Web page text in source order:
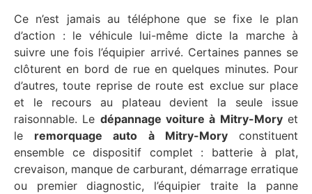
Ce n’est jamais au téléphone que se fixe le plan
d’action : le véhicule lui-même dicte la marche à
suivre une fois l’équipier arrivé. Certaines pannes se
clôturent en bord de rue en quelques minutes. Pour
d’autres, toute reprise de route est exclue sur place
et le recours au plateau devient la seule issue
raisonnable. Le dépannage voiture à Mitry-Moryet
le remorquage auto à Mitry-Moryconstituent
ensemble ce dispositif complet : batterie à plat,
crevaison, manque de carburant, démarrage erratique
ou premier diagnostic, l’équipier traite la panne